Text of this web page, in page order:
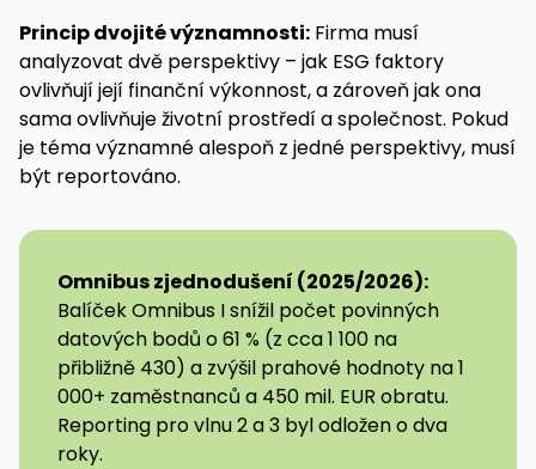
Princip dvojité významnosti: Firma musí
analyzovat dvě perspektivy – jak ESG faktory
ovlivňují její finanční výkonnost, a zároveň jak ona
sama ovlivňuje životní prostředí a společnost. Pokud
je téma významné alespoň z jedné perspektivy, musí
být reportováno.
Omnibus zjednodušení (2025/2026):
Balíček Omnibus I snížil počet povinných
datových bodů o 61 % (z cca 1 100 na
přibližně 430) a zvýšil prahové hodnoty na 1
000+ zaměstnanců a 450 mil. EUR obratu.
Reporting pro vlnu 2 a 3 byl odložen o dva
roky.